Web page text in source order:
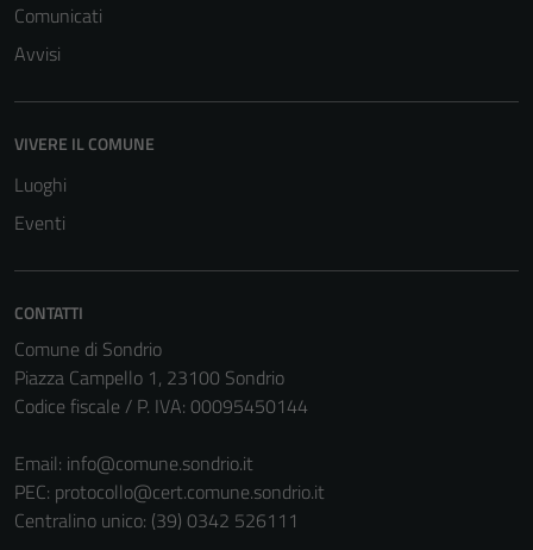
Comunicati
Avvisi
VIVERE IL COMUNE
Luoghi
Eventi
CONTATTI
Comune di Sondrio
Piazza Campello 1, 23100 Sondrio
Codice fiscale / P. IVA: 00095450144
Email: info@comune.sondrio.it
PEC: protocollo@cert.comune.sondrio.it
Centralino unico: (39) 0342 526111